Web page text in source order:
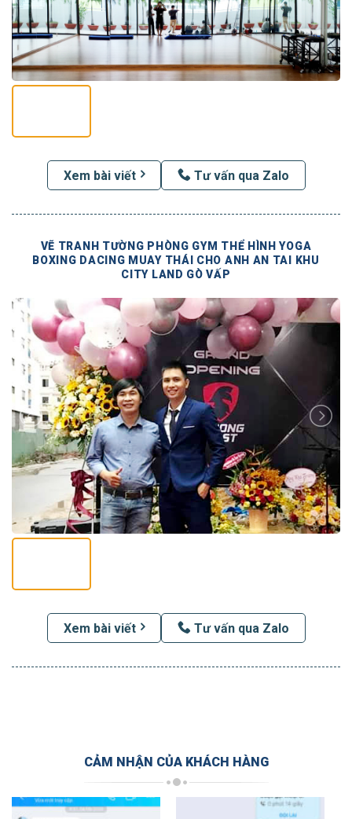
Xem bài viết Tư vấn qua Zalo
VẼ TRANH TƯỜNG PHÒNG GYM THỂ HÌNH YOGA
BOXING DACING MUAY THÁI CHO ANH AN TAI KHU
CITY LAND GÒ VẤP
Xem bài viết Tư vấn qua Zalo
CẢM NHẬN CỦA KHÁCH HÀNG